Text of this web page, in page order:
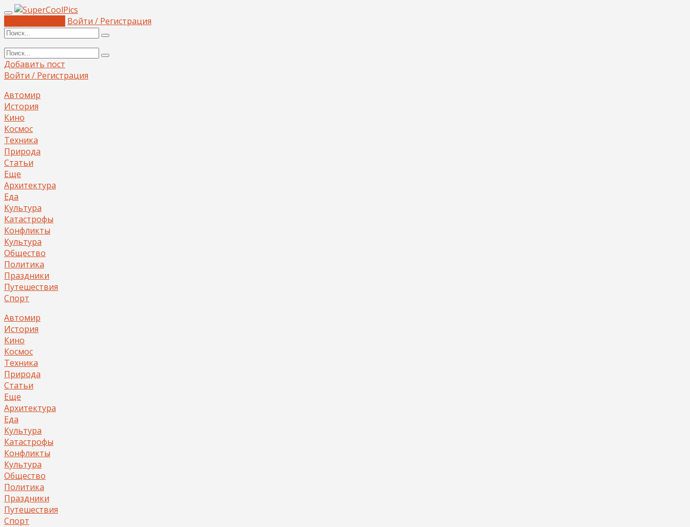
Войти / Регистрация
Добавить пост
Войти / Регистрация
Автомир
История
Кино
Космос
Техника
Природа
Статьи
Еще
Архитектура
Еда
Культура
Катастрофы
Конфликты
Культура
Общество
Политика
Праздники
Путешествия
Спорт
Автомир
История
Кино
Космос
Техника
Природа
Статьи
Еще
Архитектура
Еда
Культура
Катастрофы
Конфликты
Культура
Общество
Политика
Праздники
Путешествия
Спорт